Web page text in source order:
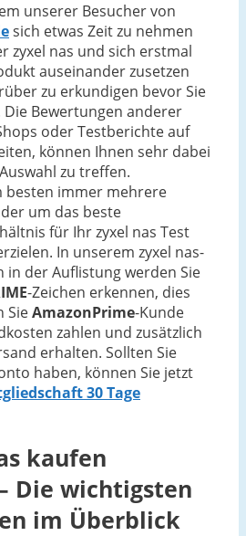
unserer Besucher von
sich etwas Zeit zu nehmen
zyxel nas und sich erstmal
auseinander zusetzen
zu erkundigen bevor Sie
Bewertungen anderer
oder Testberichte auf
können Ihnen sehr dabei
zu treffen.
besten immer mehrere
um das beste
für Ihr zyxel nas Test
In unserem zyxel nas-
in der Auflistung werden Sie
-Zeichen erkennen, dies
SieAmazonPrime-Kunde
zahlen und zusätzlich
erhalten. Sollten Sie
haben, können Sie jetzt
30 Tage
kaufen
Die wichtigsten
im Überblick